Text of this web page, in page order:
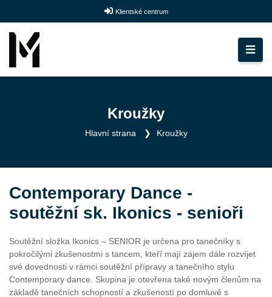
Klientské centrum
Kroužky
Hlavní strana Kroužky
Contemporary Dance -
soutěžní sk. Ikonics - senioři
Soutěžní složka Ikonics – SENIOR je určena pro tanečníky s
pokročilými zkušenostmi s tancem, kteří mají zájem dále rozvíjet
své dovednosti v rámci soutěžní přípravy a tanečního stylu
Contemporary dance. Skupina je otevřena také novým členům na
základě tanečních schopností a zkušeností po domluvě s